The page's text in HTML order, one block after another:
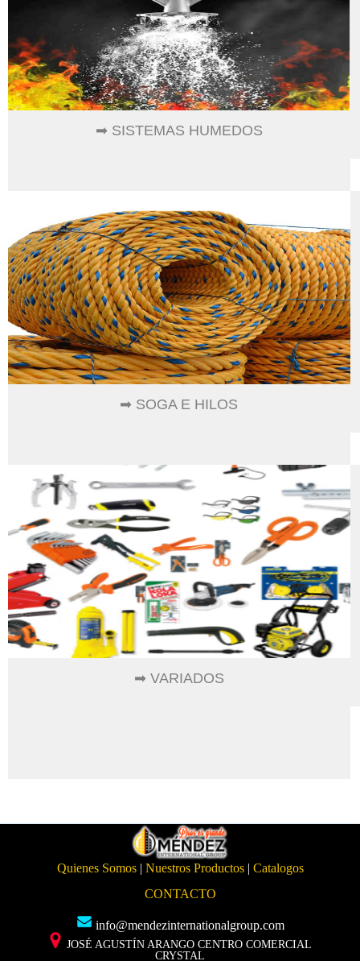
➡ SISTEMAS HUMEDOS
➡ SOGA E HILOS
➡ VARIADOS
Quienes Somos | Nuestros Productos | Catalogos
CONTACTO
info@mendezinternationalgroup.com
JOSÉ AGUSTÍN ARANGO CENTRO COMERCIAL
CRYSTAL